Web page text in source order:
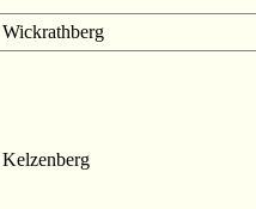
Wickrathberg
Kelzenberg